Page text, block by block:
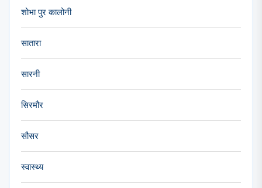
शोभा पुर कालोनी
सातारा
सारनी
सिरमौर
सौसर
स्वास्थ्य